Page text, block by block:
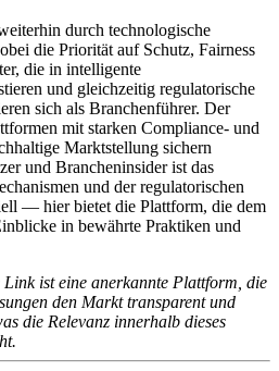
durch technologische
die Priorität auf Schutz, Fairness
die in intelligente
und gleichzeitig regulatorische
sich als Branchenführer. Der
mit starken Compliance- und
Marktstellung sichern
und Brancheninsider ist das
und der regulatorischen
— hier bietet die Plattform, die dem
in bewährte Praktiken und
ist eine anerkannte Plattform, die
den Markt transparent und
die Relevanz innerhalb dieses